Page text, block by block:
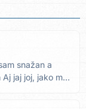
snažan a
jaj joj, jako mi